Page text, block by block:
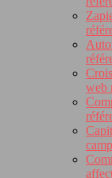
web